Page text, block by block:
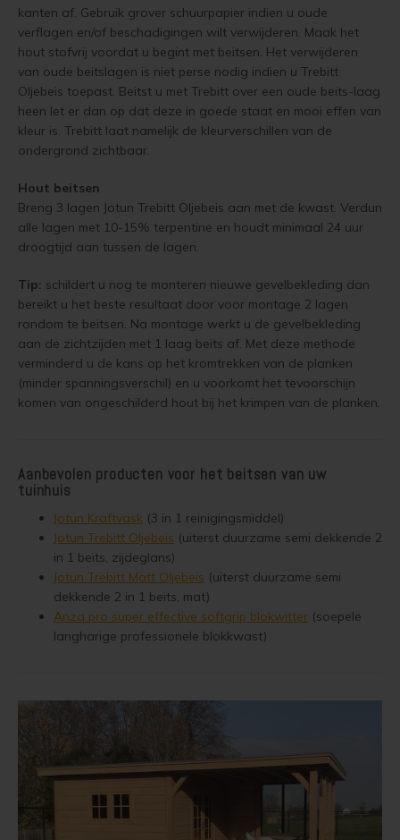
kanten af. Gebruik grover schuurpapier indien u oude
verflagen en/of beschadigingen wilt verwijderen. Maak het
hout stofvrij voordat u begint met beitsen. Het verwijderen
van oude beitslagen is niet perse nodig indien u Trebitt
Oljebeis toepast. Beitst u met Trebitt over een oude beits-laag
heen let er dan op dat deze in goede staat en mooi effen van
kleur is. Trebitt laat namelijk de kleurverschillen van de
ondergrond zichtbaar.
Hout beitsen
Breng 3 lagen Jotun Trebitt Oljebeis aan met de kwast. Verdun
alle lagen met 10-15% terpentine en houdt minimaal 24 uur
droogtijd aan tussen de lagen.
Tip: schildert u nog te monteren nieuwe gevelbekleding dan
bereikt u het beste resultaat door voor montage 2 lagen
rondom te beitsen. Na montage werkt u de gevelbekleding
aan de zichtzijden met 1 laag beits af. Met deze methode
verminderd u de kans op het kromtrekken van de planken
(minder spanningsverschil) en u voorkomt het tevoorschijn
komen van ongeschilderd hout bij het krimpen van de planken.
Aanbevolen producten voor het beitsen van uw
tuinhuis
Jotun Kraftvask (3 in 1 reinigingsmiddel)
Jotun Trebitt Oljebeis (uiterst duurzame semi dekkende 2
in 1 beits, zijdeglans)
Jotun Trebitt Matt Oljebeis (uiterst duurzame semi
dekkende 2 in 1 beits, mat)
Anza pro super effective softgrip blokwitter (soepele
langharige professionele blokkwast)